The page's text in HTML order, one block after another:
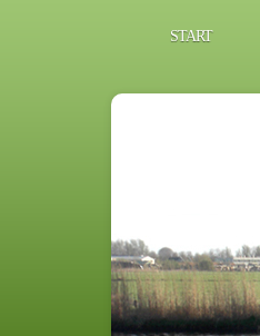
START